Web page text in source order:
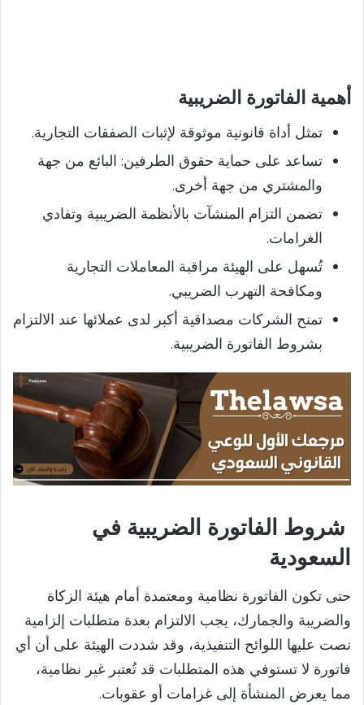
أهمية الفاتورة الضريبية
تمثل أداة قانونية موثوقة لإثبات الصفقات التجارية.
تساعد على حماية حقوق الطرفين: البائع من جهة
والمشتري من جهة أخرى.
تضمن التزام المنشآت بالأنظمة الضريبية وتفادي
الغرامات.
تُسهل على الهيئة مراقبة المعاملات التجارية
ومكافحة التهرب الضريبي.
تمنح الشركات مصداقية أكبر لدى عملائها عند الالتزام
بشروط الفاتورة الضريبية.
​ شروط الفاتورة الضريبية​ في
السعودية
حتى تكون الفاتورة نظامية ومعتمدة أمام هيئة الزكاة
والضريبة والجمارك، يجب الالتزام بعدة متطلبات إلزامية
نصت عليها اللوائح التنفيذية، وقد شددت الهيئة على أن أي
فاتورة لا تستوفي هذه المتطلبات قد تُعتبر غير نظامية،
مما يعرض المنشأة إلى غرامات أو عقوبات.